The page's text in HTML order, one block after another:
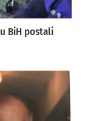
BiH postali